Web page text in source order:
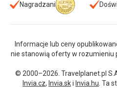
Nagradzani
Informacje lub ceny
nie stanowią oferty w rozumieniu
© 2000–2026. Travelplanet.pl
Invia.cz, Invia.ski Invia.hu . Ta